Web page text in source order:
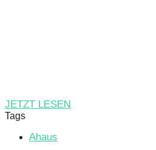
JETZT LESEN
Tags
Ahaus